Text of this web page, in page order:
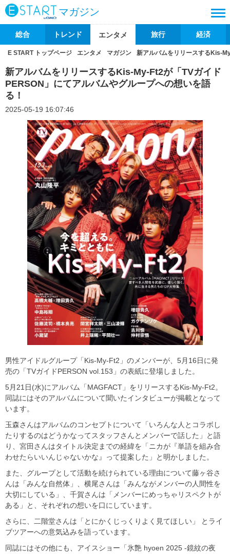
マガジン
総合 トレンド エンタメ 旅行 経済
E START トップページ エンタメ マガジン 新アルバムをリリースするKis-
新アルバムをリリースするKis-My-Ft2が「TVガイド
PERSON」にてアルバムやグループへの想いを語
る！
2025-05-19 16:07:46
男性アイドルグループ「Kis-My-Ft2」のメンバーが、5月16日に発
売の「TVガイドPERSON vol.153」の表紙に登場しました。
5月21日(水)にアルバム「MAGFACT」をリリースするKis-My-Ft2。
同誌にはそのアルバムについて聞いたインタビューが掲載となって
います。
玉森さんはアルバムのコンセプトについて「いろんな人とコラボし
たりするのはどうかなってスタッフさんとメンバーで話した」と語
り、宮田さんはタイトル決定までの経緯を「ニカが『単語を組み合
わせたらいいんじゃないかな』って提案した」と明かしました。
また、グループとして活動を続けられている理由について藤ヶ谷さ
んは「みんな自然体」、横尾さんは「みんながメンバーの人間性を
大切にしている」、千賀さんは「メンバーにめっちゃリスペクトが
ある」と、それぞれの想いを口にしています。
さらに、二階堂さんは「とにかくじっくりよく見てほしい」 とライ
ブツアーへの意気込みを語っています。
同誌にはその他にも、アイスショー「氷艶 hyoen 2025 -鏡紋の夜